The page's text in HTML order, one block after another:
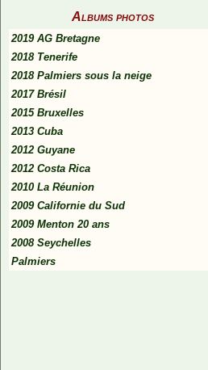
Albums photos
2019 AG Bretagne
2018 Tenerife
2018 Palmiers sous la neige
2017 Brésil
2015 Bruxelles
2013 Cuba
2012 Guyane
2012 Costa Rica
2010 La Réunion
2009 Californie du Sud
2009 Menton 20 ans
2008 Seychelles
Palmiers